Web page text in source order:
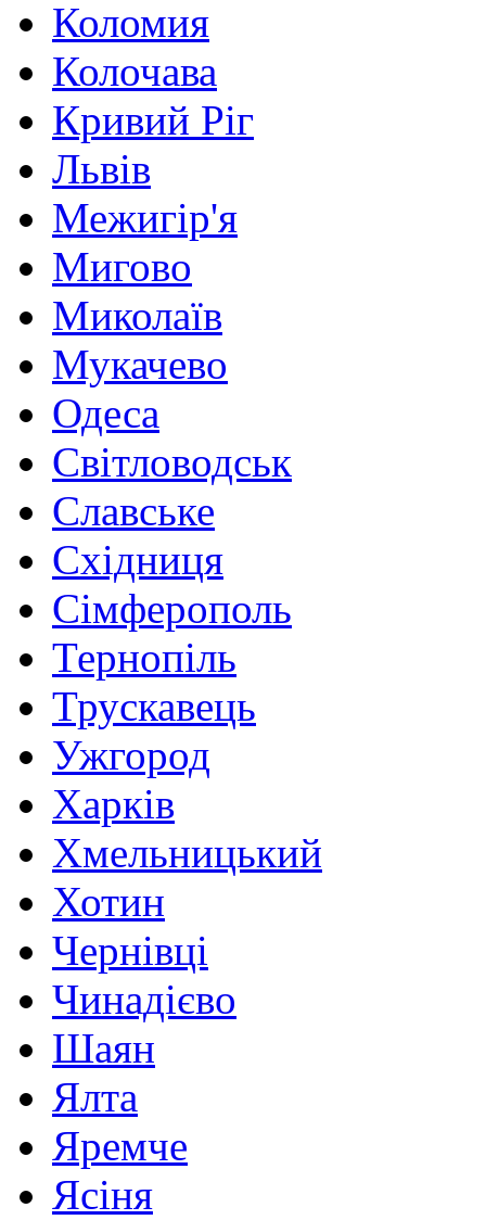
Коломия
Колочава
Кривий Ріг
Львів
Межигір'я
Мигово
Миколаїв
Мукачево
Одеса
Світловодськ
Славське
Східниця
Сімферополь
Тернопіль
Трускавець
Ужгород
Харків
Хмельницький
Хотин
Чернівці
Чинадієво
Шаян
Ялта
Яремче
Ясіня